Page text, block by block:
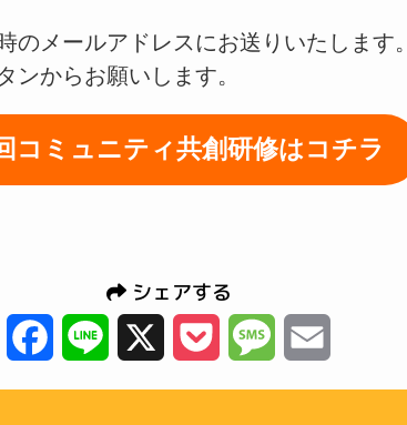
のメールアドレスにお送りいたします。
ンからお願いします。
コミュニティ共創研修はコチラ
シェアする
FacebookLine Pocket Message